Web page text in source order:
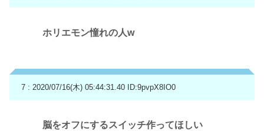
ホリエモン憧れの人w
7 : 2020/07/16(木) 05:44:31.40 ID:9pvpX8IO0
脳をオフにするスイッチ作ってほしい